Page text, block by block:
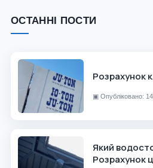
ОСТАННІ ПОСТИ
Розрахунок
▣ Опубліковано:
Який
Розрахунок